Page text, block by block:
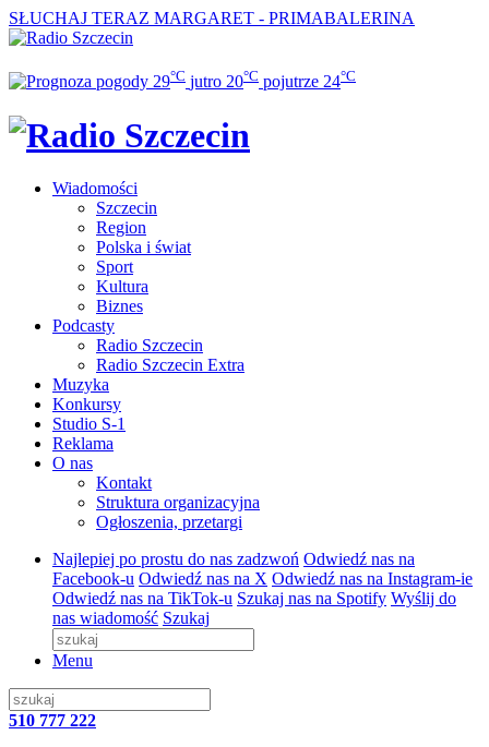
SŁUCHAJ TERAZ MARGARET - PRIMABALERINA
29°C jutro 20°C pojutrze 24°C
Wiadomości
Szczecin
Region
Polska i świat
Sport
Kultura
Biznes
Podcasty
Radio Szczecin
Radio Szczecin Extra
Muzyka
Konkursy
Studio S-1
Reklama
O nas
Kontakt
Struktura organizacyjna
Ogłoszenia, przetargi
Najlepiej po prostu do nas zadzwoń Odwiedź nas na
Facebook-u Odwiedź nas na X Odwiedź nas na Instagram-ie
Odwiedź nas na TikTok-u Szukaj nas na Spotify Wyślij do
nas wiadomość Szukaj
Menu
510 777 222